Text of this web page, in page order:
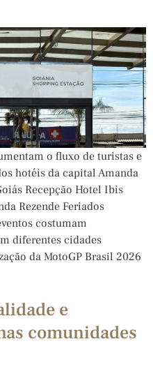
o fluxo de turistas e
hotéis da capital Amanda
Recepção Hotel Ibis
Rezende Feriados
costumam
diferentes cidades
da MotoGP Brasil 2026
e
comunidades